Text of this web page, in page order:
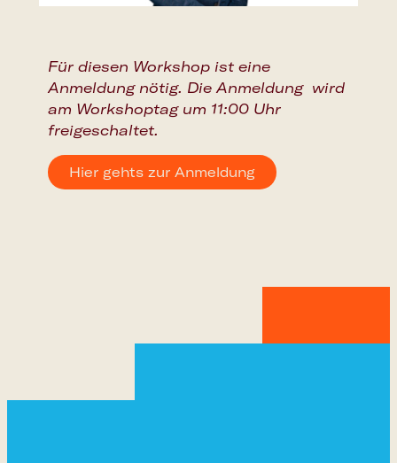
Für diesen Workshop ist eine
Anmeldung nötig. Die Anmeldung wird
am Workshoptag um 11:00 Uhr
freigeschaltet.
Hier gehts zur Anmeldung